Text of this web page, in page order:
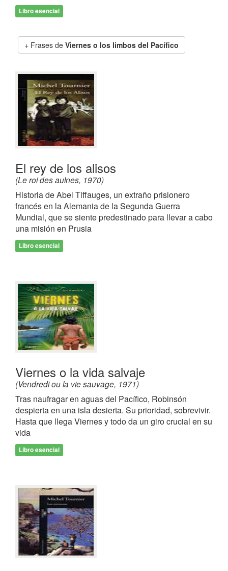
Libro esencial
Frases de Viernes o los limbos del Pacífico
El rey de los alisos
(Le roi des aulnes, 1970)
Historia de Abel Tiffauges, un extraño prisionero
francés en la Alemania de la Segunda Guerra
Mundial, que se siente predestinado para llevar a cabo
una misión en Prusia
Libro esencial
Viernes o la vida salvaje
(Vendredi ou la vie sauvage, 1971)
Tras naufragar en aguas del Pacífico, Robinsón
despierta en una isla desierta. Su prioridad, sobrevivir.
Hasta que llega Viernes y todo da un giro crucial en su
vida
Libro esencial